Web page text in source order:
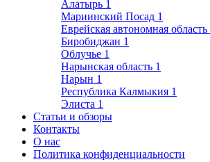
Алатырь 1
Мариинский Посад 1
Еврейская автономная область
Биробиджан 1
Облучье 1
Нарынская область 1
Нарын 1
Республика Калмыкия 1
Элиста 1
Статьи и обзоры
Контакты
О нас
Политика конфиденциальности